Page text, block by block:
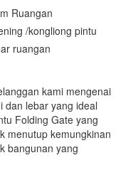
Ruangan
/kongliong pintu
ruangan
kami mengenai
dan lebar yang ideal
Folding Gate yang
menutup kemungkinan
bangunan yang